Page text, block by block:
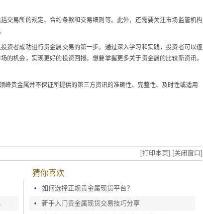
交易所的规定、合约条款和交易细则等。此外，还需要关注市场监管机构
资者成功进行贵金属交易的第一步。通过深入学习和实践，投资者可以逐
的机会，实现更好的投资回报。想要掌握更多关于贵金属的比较新资讯，
峰贵金属并不保证所提供的第三方资讯的准确性、完整性、及时性或适用
[打印本页] [关闭窗口]
控方法
猜你喜欢
•
如何选择正规贵金属现货平台？
•
新手入门贵金属现货交易技巧分享